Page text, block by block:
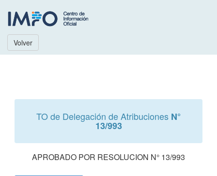
Volver
TO de Delegación de Atribuciones N°
13/993
APROBADO POR RESOLUCION N° 13/993